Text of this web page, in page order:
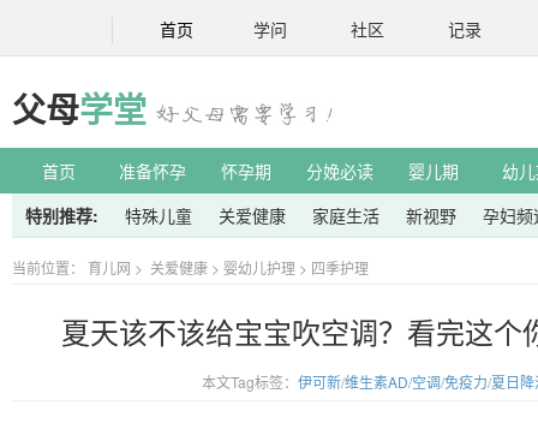
首页 学问 社区 记录
父母学堂
首页 准备怀孕 怀孕期 分娩必读 婴儿期
幼
特别推荐:
特殊儿童 关爱健康 家庭生活 新视野 孕妇频
当前位置： 育儿网 > 关爱健康 > 婴幼儿护理 > 四季护理
夏天该不该给宝宝吹空调？看完这个
本文Tag标签： 伊可新/维生素AD/空调/免疫力/夏日降